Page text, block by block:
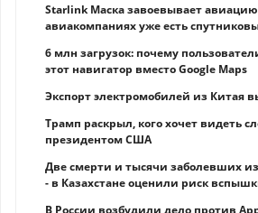
Starlink Маска завоевывает
авиакомпаниях уже есть
6 млн загрузок: почему
этот навигатор вместо Google Maps
Экспорт электромобилей из Китая
Трамп раскрыл, кого хочет видеть
президентом США
Две смерти и тысячи заболевших
- в Казахстане оценили риск
В России возбудили дело против